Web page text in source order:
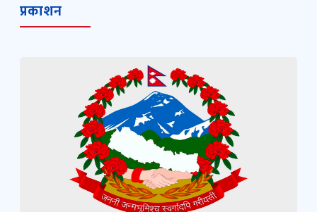
प्रकाशन